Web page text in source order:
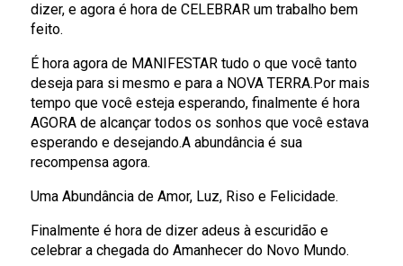
dizer, e agora é hora de CELEBRAR um trabalho bem
feito.
É hora agora de MANIFESTAR tudo o que você tanto
deseja para si mesmo e para a NOVA TERRA.Por mais
tempo que você esteja esperando, finalmente é hora
AGORA de alcançar todos os sonhos que você estava
esperando e desejando.A abundância é sua
recompensa agora.
Uma Abundância de Amor, Luz, Riso e Felicidade.
Finalmente é hora de dizer adeus à escuridão e
celebrar a chegada do Amanhecer do Novo Mundo.